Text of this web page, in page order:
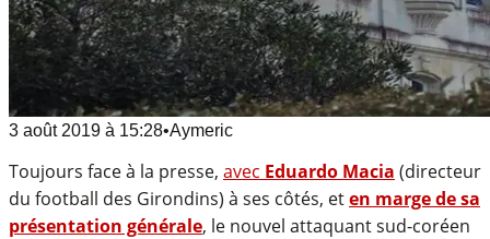
3 août 2019 à 15:28•Aymeric
Toujours face à la presse, avec Eduardo Macia (directeur
du football des Girondins) à ses côtés, eten marge de sa
présentation générale, le nouvel attaquant sud-coréen